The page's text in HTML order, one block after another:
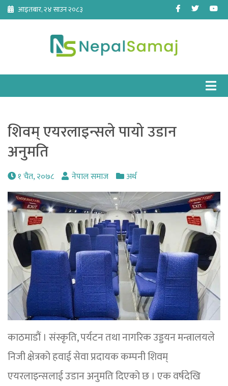
Skip
content
आइतबार, २४ साउन २०८३ Facebook
Twitter
शिवम् एयरलाइन्सले पायो उडान
अनुमति
१ चैत, २०७८ नेपाल समाज अर्थ
काठमाडौं । संस्कृति, पर्यटन तथा नागरिक उड्डयन मन्त्रालयले
निजी क्षेत्रको हवाई सेवा प्रदायक कम्पनी शिवम्
एयरलाइन्सलाई उडान अनुमति दिएको छ । एक वर्षदेखि